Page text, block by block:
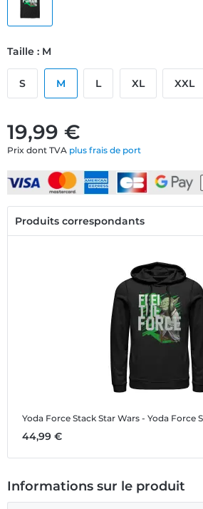
19,99 €
Prix dont TVA plus frais de port
Taille : M
S M L XL XXL
Produits correspondants
Yoda Force Stack Star Wars - Yoda Force Stack
44,99 €
Informations sur le produit